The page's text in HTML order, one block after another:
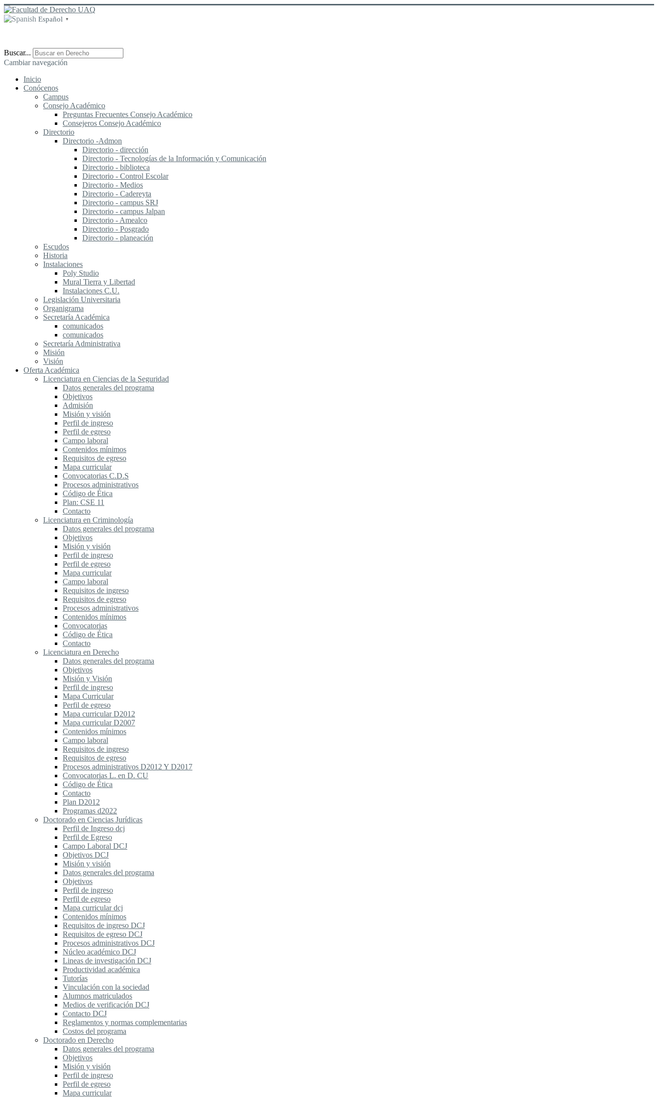
Español ▼
Buscar...
Cambiar navegación
Inicio
Conócenos
Campus
Consejo Académico
Preguntas Frecuentes Consejo Académico
Consejeros Consejo Académico
Directorio
Directorio -Admon
Directorio - dirección
Directorio - Tecnologías de la Información y Comunicación
Directorio - biblioteca
Directorio - Control Escolar
Directorio - Medios
Directorio - Cadereyta
Directorio - campus SRJ
Directorio - campus Jalpan
Directorio - Amealco
Directorio - Posgrado
Directorio - planeación
Escudos
Historia
Instalaciones
Poly Studio
Mural Tierra y Libertad
Instalaciones C.U.
Legislación Universitaria
Organigrama
Secretaría Académica
comunicados
comunicados
Secretaría Administrativa
Misión
Visión
Oferta Académica
Licenciatura en Ciencias de la Seguridad
Datos generales del programa
Objetivos
Admisión
Misión y visión
Perfil de ingreso
Perfil de egreso
Campo laboral
Contenidos mínimos
Requisitos de egreso
Mapa curricular
Convocatorias C.D.S
Procesos administrativos
Código de Ética
Plan: CSE 11
Contacto
Licenciatura en Criminología
Datos generales del programa
Objetivos
Misión y visión
Perfil de ingreso
Perfil de egreso
Mapa curricular
Campo laboral
Requisitos de ingreso
Requisitos de egreso
Procesos administrativos
Contenidos mínimos
Convocatorias
Código de Ética
Contacto
Licenciatura en Derecho
Datos generales del programa
Objetivos
Misión y Visión
Perfil de ingreso
Mapa Curricular
Perfil de egreso
Mapa curricular D2012
Mapa curricular D2007
Contenidos mínimos
Campo laboral
Requisitos de ingreso
Requisitos de egreso
Procesos administrativos D2012 Y D2017
Convocatorias L. en D. CU
Código de Ética
Contacto
Plan D2012
Programas d2022
Doctorado en Ciencias Jurídicas
Perfil de Ingreso dcj
Perfil de Egreso
Campo Laboral DCJ
Objetivos DCJ
Misión y visión
Datos generales del programa
Objetivos
Perfil de ingreso
Perfil de egreso
Mapa curricular dcj
Contenidos mínimos
Requisitos de ingreso DCJ
Requisitos de egreso DCJ
Procesos administrativos DCJ
Núcleo académico DCJ
Lineas de investigación DCJ
Productividad académica
Tutorías
Vinculación con la sociedad
Alumnos matriculados
Medios de verificación DCJ
Contacto DCJ
Reglamentos y normas complementarias
Costos del programa
Doctorado en Derecho
Datos generales del programa
Objetivos
Misión y visión
Perfil de ingreso
Perfil de egreso
Mapa curricular